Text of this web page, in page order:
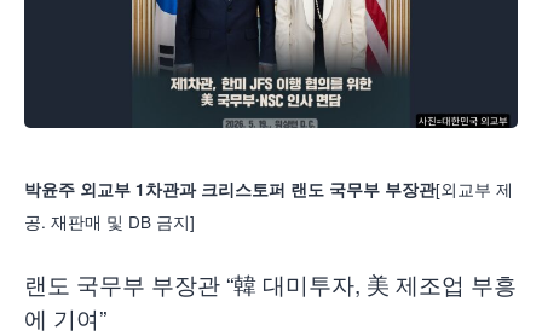
박윤주 외교부 1차관과 크리스토퍼 랜도 국무부 부장관[외교부 제
공. 재판매 및 DB 금지]
랜도 국무부 부장관 “韓 대미투자, 美 제조업 부흥
에 기여”